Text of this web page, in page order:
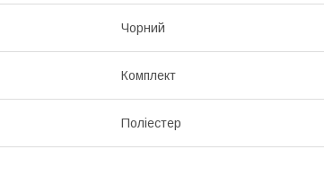
Чорний
Комплект
Поліестер